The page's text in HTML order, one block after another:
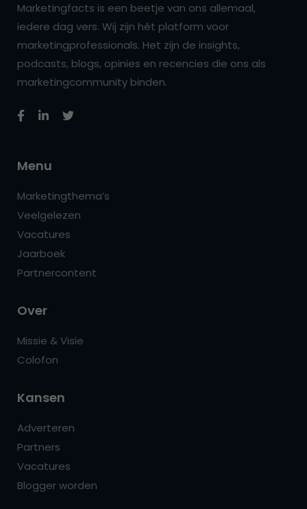
Marketingfacts is een beetje van ons allemaal,
iedere dag vers. Wij zijn hét platform voor
marketingprofessionals. Het zijn de insights,
podcasts, blogs, opinies en recencies die ons als
marketingcommunity binden.
Menu
Marketingthema’s
Veelgelezen
Vacatures
Jaarboek
Partnercontent
Over
Missie & Visie
Colofon
Kansen
Adverteren
Partners
Vacatures
Blogger worden